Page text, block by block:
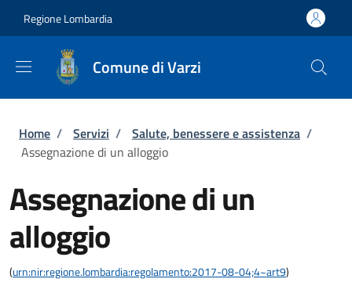
Regione Lombardia
Comune di Varzi
Briciole di pane
Home / Servizi / Salute, benessere e assistenza /
Assegnazione di un alloggio
Assegnazione di un
alloggio
(urn:nir:regione.lombardia:regolamento:2017-08-04;4~art9)